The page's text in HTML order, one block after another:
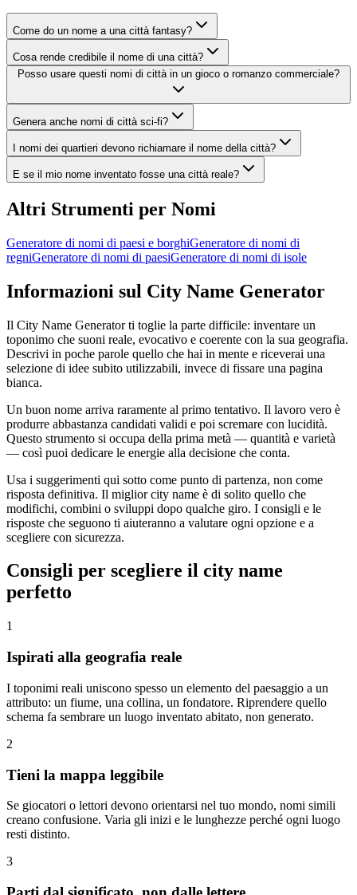
Come do un nome a una città fantasy?
Cosa rende credibile il nome di una città?
Posso usare questi nomi di città in un gioco o romanzo commerciale?
Genera anche nomi di città sci-fi?
I nomi dei quartieri devono richiamare il nome della città?
E se il mio nome inventato fosse una città reale?
Altri Strumenti per Nomi
Generatore di nomi di paesi e borghiGeneratore di nomi di
regniGeneratore di nomi di paesiGeneratore di nomi di isole
Informazioni sul City Name Generator
Il City Name Generator ti toglie la parte difficile: inventare un
toponimo che suoni reale, evocativo e coerente con la sua geografia.
Descrivi in poche parole quello che hai in mente e riceverai una
selezione di idee subito utilizzabili, invece di fissare una pagina
bianca.
Un buon nome arriva raramente al primo tentativo. Il lavoro vero è
produrre abbastanza candidati validi e poi scremare con lucidità.
Questo strumento si occupa della prima metà — quantità e varietà
— così puoi dedicare le energie alla decisione che conta.
Usa i suggerimenti qui sotto come punto di partenza, non come
risposta definitiva. Il miglior city name è di solito quello che
modifichi, combini o sviluppi dopo qualche giro. I consigli e le
risposte che seguono ti aiuteranno a valutare ogni opzione e a
scegliere con sicurezza.
Consigli per scegliere il city name
perfetto
1
Ispirati alla geografia reale
I toponimi reali uniscono spesso un elemento del paesaggio a un
attributo: un fiume, una collina, un fondatore. Riprendere quello
schema fa sembrare un luogo inventato abitato, non generato.
2
Tieni la mappa leggibile
Se giocatori o lettori devono orientarsi nel tuo mondo, nomi simili
creano confusione. Varia gli inizi e le lunghezze perché ogni luogo
resti distinto.
3